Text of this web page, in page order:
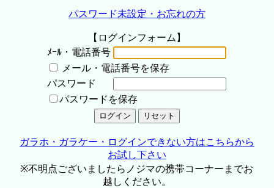
パスワード未設定・お忘れの方
【ログインフォーム】
ﾒｰﾙ・電話番号
メール・電話番号を保存
パスワード
パスワードを保存
ガラホ・ガラケー・ログインできない方はこちらから
お試し下さい
※不明点ございましたらノジマの携帯コーナーまでお
越しください。